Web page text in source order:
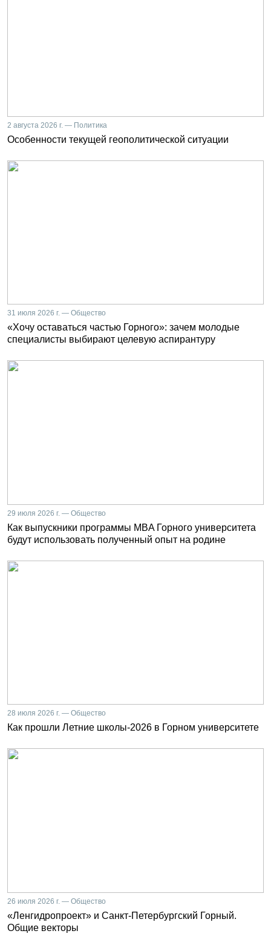
2 августа 2026 г. — Политика
Особенности текущей геополитической ситуации
31 июля 2026 г. — Общество
«Хочу оставаться частью Горного»: зачем молодые
специалисты выбирают целевую аспирантуру
29 июля 2026 г. — Общество
Как выпускники программы MBA Горного университета
будут использовать полученный опыт на родине
28 июля 2026 г. — Общество
Как прошли Летние школы-2026 в Горном университете
26 июля 2026 г. — Общество
«Ленгидропроект» и Санкт-Петербургский Горный.
Общие векторы